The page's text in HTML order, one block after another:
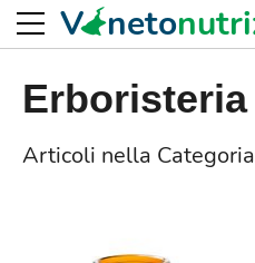
Erboristeria
Articoli nella Categoria
V neto